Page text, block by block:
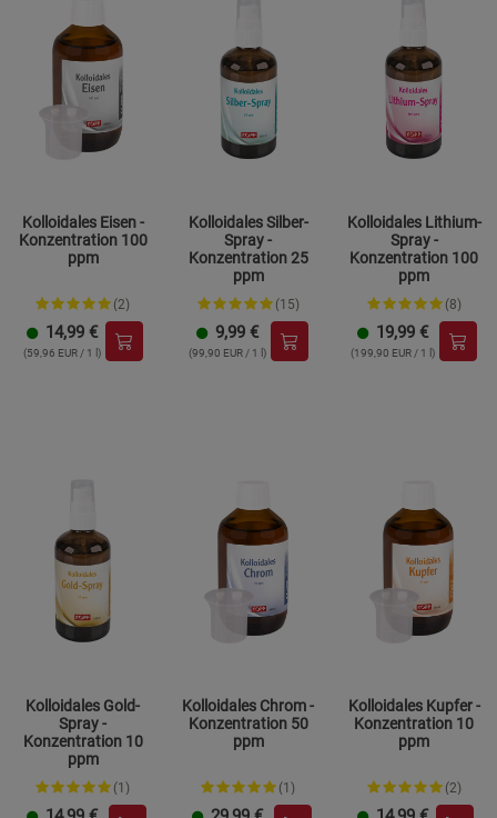
Kolloidales Eisen -
Konzentration 100
ppm
(2)
14,99 €
(59,96 EUR / 1 l)
Kolloidales Silber-
Spray -
Konzentration 25
ppm
(15)
9,99 €
(99,90 EUR / 1 l)
Kolloidales Lithium-
Spray -
Konzentration 100
ppm
(8)
19,99 €
(199,90 EUR / 1 l)
Kolloidales Gold-
Spray -
Konzentration 10
ppm
(1)
Kolloidales Chrom -
Konzentration 50
ppm
(1)
Kolloidales Kupfer -
Konzentration 10
ppm
(2)